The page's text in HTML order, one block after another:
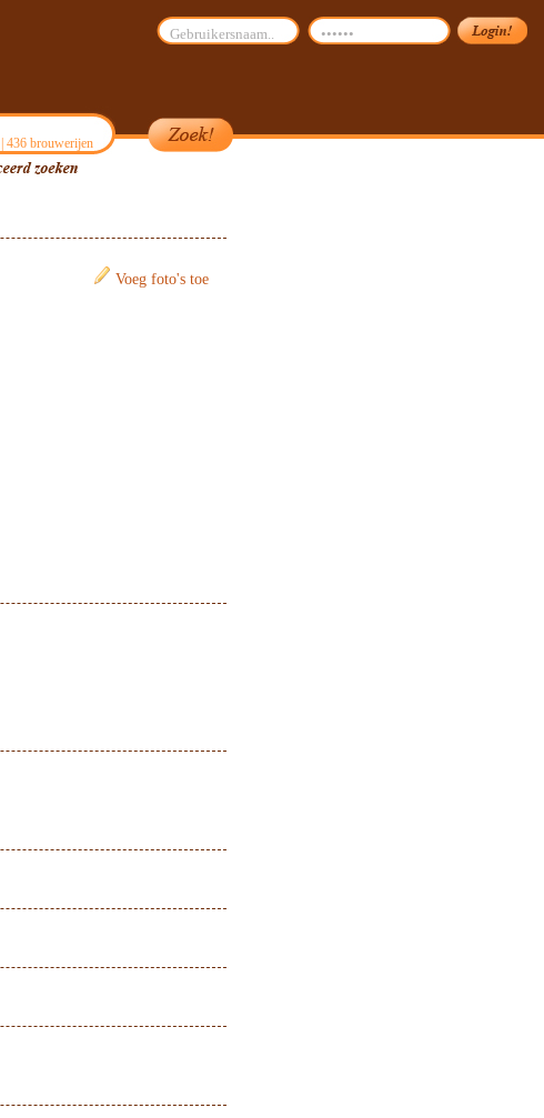
436brouwerijen
Voeg foto's toe